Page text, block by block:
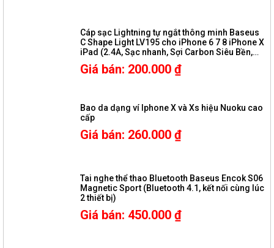
Cáp sạc Lightning tự ngắt thông minh Baseus
C Shape Light LV195 cho iPhone 6 7 8 iPhone X
iPad (2.4A, Sạc nhanh, Sợi Carbon Siêu Bền,
Giá bán: 200.000 ₫
Bao da dạng ví Iphone X và Xs hiệu Nuoku cao
cấp
Giá bán: 260.000 ₫
Tai nghe thể thao Bluetooth Baseus Encok S06
Magnetic Sport (Bluetooth 4.1, kết nối cùng lúc
2 thiết bị)
Giá bán: 450.000 ₫